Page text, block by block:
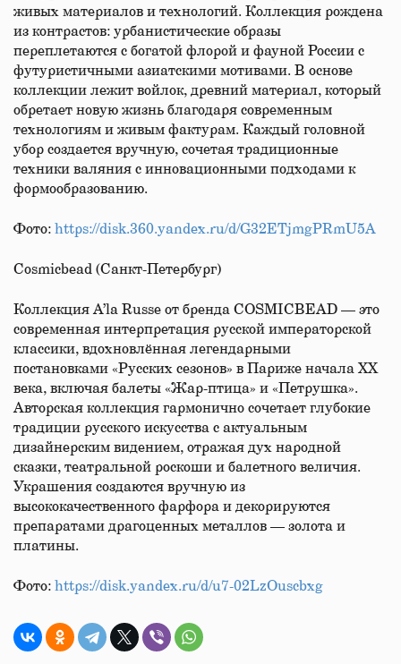
живых материалов и технологий. Коллекция рождена
из контрастов: урбанистические образы
переплетаются с богатой флорой и фауной России с
футуристичными азиатскими мотивами. В основе
коллекции лежит войлок, древний материал, который
обретает новую жизнь благодаря современным
технологиям и живым фактурам. Каждый головной
убор создается вручную, сочетая традиционные
техники валяния с инновационными подходами к
формообразованию.
Фото: https://disk.360.yandex.ru/d/G32ETjmgPRmU5A
Cosmicbead (Санкт-Петербург)
Коллекция A’la Russe от бренда COSMICBEAD — это
современная интерпретация русской императорской
классики, вдохновлённая легендарными
постановками «Русских сезонов» в Париже начала XX
века, включая балеты «Жар-птица» и «Петрушка».
Авторская коллекция гармонично сочетает глубокие
традиции русского искусства с актуальным
дизайнерским видением, отражая дух народной
сказки, театральной роскоши и балетного величия.
Украшения создаются вручную из
высококачественного фарфора и декорируются
препаратами драгоценных металлов — золота и
платины.
Фото: https://disk.yandex.ru/d/u7-02LzOuscbxg